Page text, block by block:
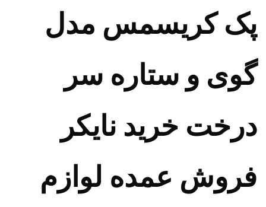
پک کریسمس مدل
گوی و ستاره سر
درخت خرید نایکر
فروش عمده لوازم